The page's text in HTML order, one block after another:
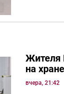
Жителя
на
вчера, 21:42